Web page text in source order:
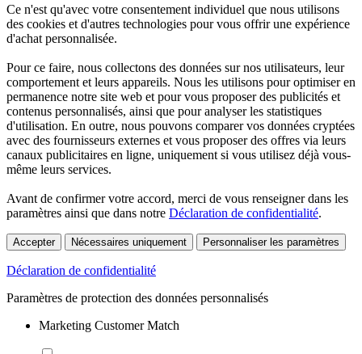
Ce n'est qu'avec votre consentement individuel que nous utilisons
des cookies et d'autres technologies pour vous offrir une expérience
d'achat personnalisée.
Pour ce faire, nous collectons des données sur nos utilisateurs, leur
comportement et leurs appareils. Nous les utilisons pour optimiser en
permanence notre site web et pour vous proposer des publicités et
contenus personnalisés, ainsi que pour analyser les statistiques
d'utilisation. En outre, nous pouvons comparer vos données cryptées
avec des fournisseurs externes et vous proposer des offres via leurs
canaux publicitaires en ligne, uniquement si vous utilisez déjà vous-
même leurs services.
Avant de confirmer votre accord, merci de vous renseigner dans les
paramètres ainsi que dans notre Déclaration de confidentialité.
Accepter Nécessaires uniquement Personnaliser les paramètres
Déclaration de confidentialité
Paramètres de protection des données personnalisés
Marketing Customer Match